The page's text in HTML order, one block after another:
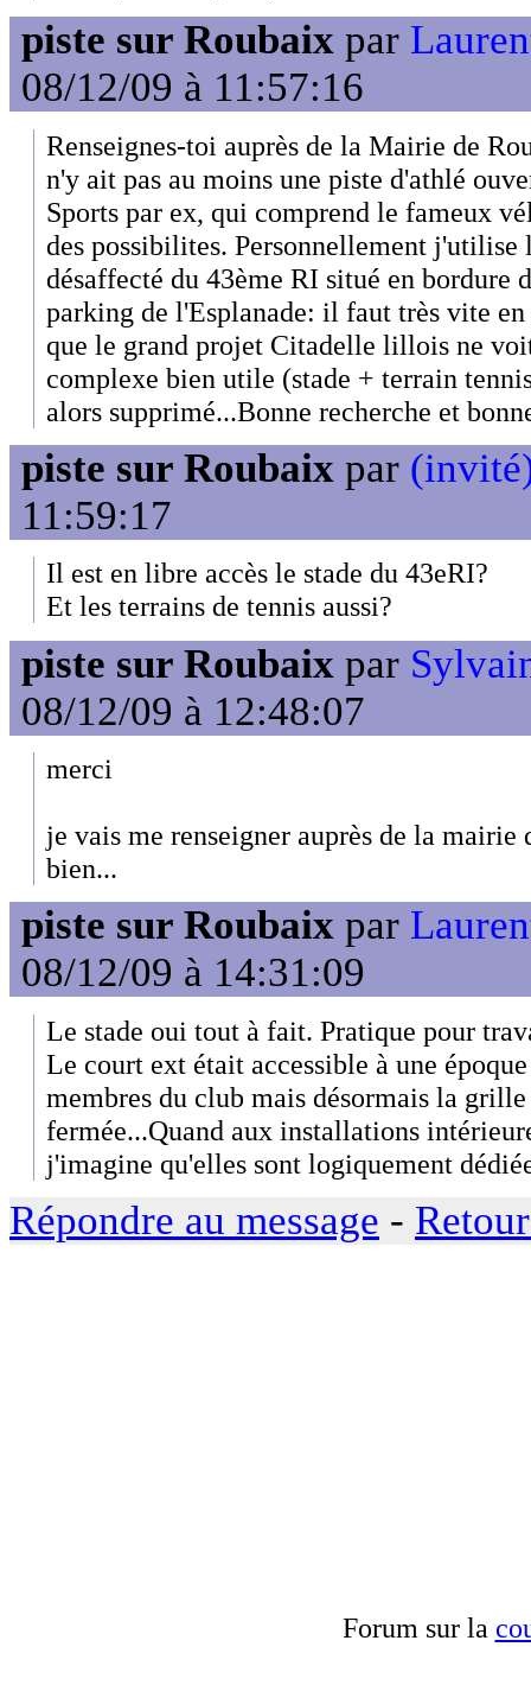
piste sur Roubaix par
08/12/09 à 11:57:16
Renseignes-toi auprès de la Mairie de
n'y ait pas au moins une piste d'athlé
Sports par ex, qui comprend le fameux
des possibilites. Personnellement
désaffecté du 43ème RI situé en bordure
parking de l'Esplanade: il faut très vite
que le grand projet Citadelle lillois ne
complexe bien utile (stade + terrain
alors supprimé...Bonne recherche et
piste sur Roubaix par
11:59:17
Il est en libre accès le stade du 43eRI?
Et les terrains de tennis aussi?
piste sur Roubaix par
08/12/09 à 12:48:07
merci
je vais me renseigner auprès de la mairie
bien...
piste sur Roubaix par
08/12/09 à 14:31:09
Le stade oui tout à fait. Pratique pour
Le court ext était accessible à une
membres du club mais désormais la
fermée...Quand aux installations
j'imagine qu'elles sont logiquement
Répondre au message -
Forum sur la